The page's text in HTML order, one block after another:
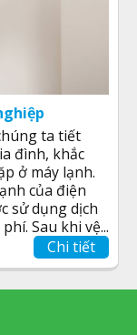
ta tiết
đình, khắc
ở máy lạnh.
của điện
sử dụng dịch
Sau khi vệ...
Chi tiết